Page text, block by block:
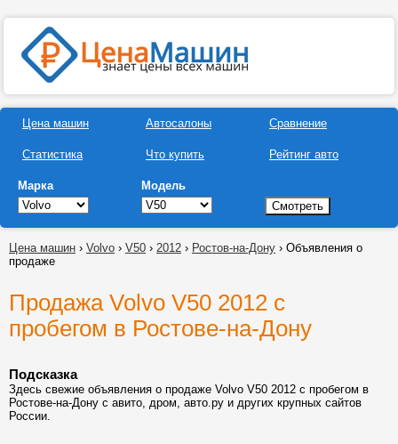
Цена машин
Статистика
Автосалоны
Что купить
Сравнение
Рейтинг авто
Марка Модель
Цена машин › Volvo › V50 › 2012 › Ростов-на-Дону › Объявления о
продаже
Продажа Volvo V50 2012 с
пробегом в Ростове-на-Дону
Подсказка
Здесь свежие объявления о продаже Volvo V50 2012 с пробегом в
Ростове-на-Дону с авито, дром, авто.ру и других крупных сайтов
России.